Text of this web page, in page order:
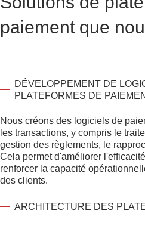
paiement que
DÉVELOPPEMENT DE
PLATEFORMES DE
Nous créons des logiciels de
les transactions, y compris le
gestion des règlements, le
Cela permet d'améliorer
renforcer la capacité
des clients.
ARCHITECTURE DES